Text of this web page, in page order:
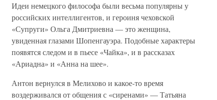
Идеи немецкого философа были весьма популярны у
российских интеллигентов, и героиня чеховской
«Супруги» Ольга Дмитриевна — это женщина,
увиденная глазами Шопенгауэра. Подобные характеры
появятся следом и в пьесе «Чайка», и в рассказах
«Ариадна» и «Анна на шее».
Антон вернулся в Мелихово и какое-то время
воздерживался от общения с «сиренами» — Татьяна